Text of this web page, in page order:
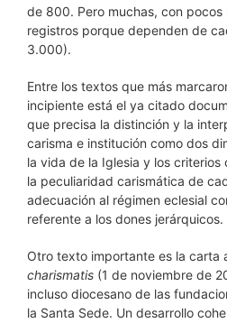
de 800. Pero muchas, con pocos
registros porque dependen de
3.000).
Entre los textos que más
incipiente está el ya citado
que precisa la distinción y la
carisma e institución como dos
la vida de la Iglesia y los criterios
la peculiaridad carismática de
adecuación al régimen eclesial
referente a los dones jerárquicos.
Otro texto importante es la carta
charismatis (1 de noviembre de
incluso diocesano de las
la Santa Sede. Un desarrollo